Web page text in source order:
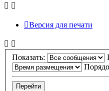
Версия для печати
Показать: